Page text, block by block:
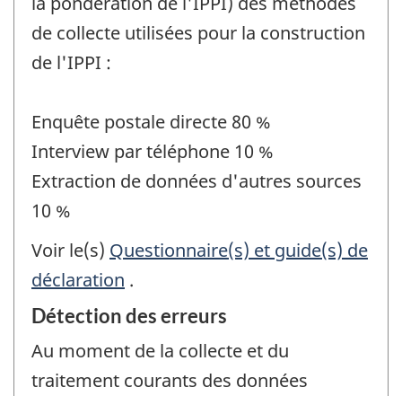
de collecte utilisées pour la construction
de l'IPPI :
Enquête postale directe 80 %
Interview par téléphone 10 %
Extraction de données d'autres sources
10 %
Voir le(s) Questionnaire(s) et guide(s) de
déclaration .
Détection des erreurs
Au moment de la collecte et du
traitement courants des données